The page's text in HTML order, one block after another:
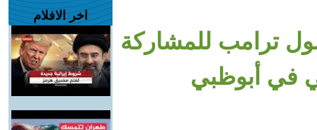
ترامب للمشاركة
في أبوظبي
اخر الافلام